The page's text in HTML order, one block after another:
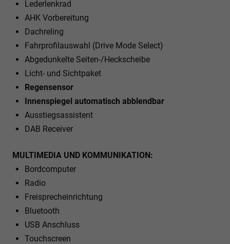
Lederlenkrad
AHK Vorbereitung
Dachreling
Fahrprofilauswahl (Drive Mode Select)
Abgedunkelte Seiten-/Heckscheibe
Licht- und Sichtpaket
Regensensor
Innenspiegel automatisch abblendbar
Ausstiegsassistent
DAB Receiver
MULTIMEDIA UND KOMMUNIKATION:
Bordcomputer
Radio
Freisprecheinrichtung
Bluetooth
USB Anschluss
Touchscreen